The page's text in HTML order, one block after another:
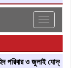
Toggle
ও জুলাই যোদ্ধাদের